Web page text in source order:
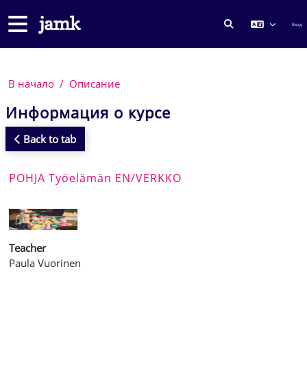
Боковая панель
ИЗМЕНИТЬ Вход
В начало Описание
Информация о курсе
Back to tab
POHJA Työelämän EN/VERKKO
Teacher
Paula Vuorinen